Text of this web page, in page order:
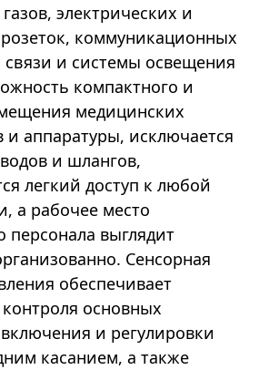
электрических и
коммуникационных
связи и системы освещения
компактного и
медицинских
и аппаратуры, исключается
и шлангов,
легкий доступ к любой
а рабочее место
персонала выглядит
Сенсорная
обеспечивает
основных
и регулировки
касанием, а также